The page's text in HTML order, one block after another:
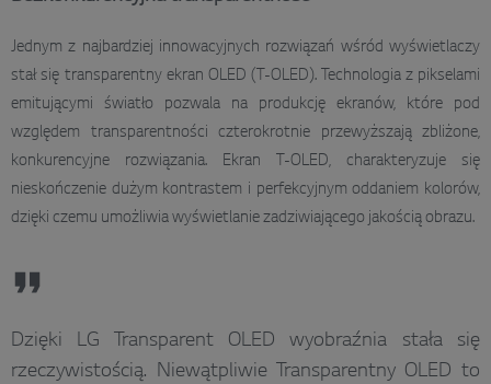
Jednym z najbardziej innowacyjnych rozwiązań wśród wyświetlaczy
stał się transparentny ekran OLED (T-OLED). Technologia z pikselami
emitującymi światło pozwala na produkcję ekranów, które pod
względem transparentności czterokrotnie przewyższają zbliżone,
konkurencyjne rozwiązania. Ekran T-OLED, charakteryzuje się
nieskończenie dużym kontrastem i perfekcyjnym oddaniem kolorów,
dzięki czemu umożliwia wyświetlanie zadziwiającego jakością obrazu.
Dzięki LG Transparent OLED wyobraźnia stała się
rzeczywistością. Niewątpliwie Transparentny OLED to